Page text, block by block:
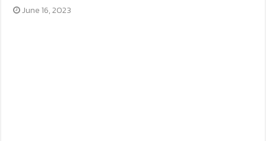
June 16, 2023